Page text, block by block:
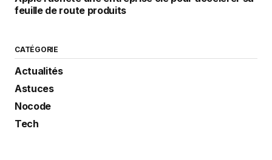
feuille de route produits
CATÉGORIE
Actualités
Astuces
Nocode
Tech